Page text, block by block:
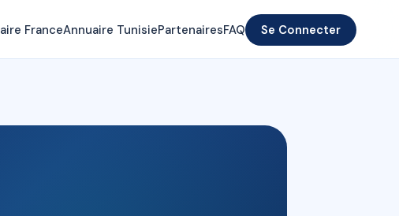
FranceAnnuaire TunisiePartenairesFAQ Se Connecter